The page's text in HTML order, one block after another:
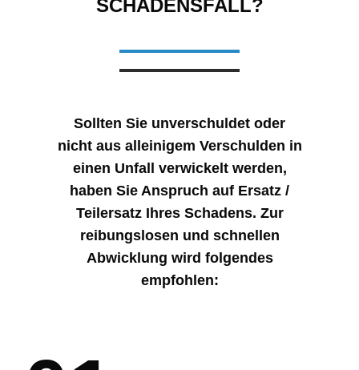
SCHADENSFALL?
Sollten Sie unverschuldet oder
nicht aus alleinigem Verschulden in
einen Unfall verwickelt werden,
haben Sie Anspruch auf Ersatz /
Teilersatz Ihres Schadens. Zur
reibungslosen und schnellen
Abwicklung wird folgendes
empfohlen: